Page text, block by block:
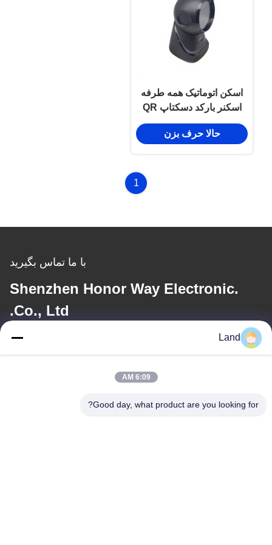
اسکن اتوماتیک همه طرفه
اسکنر بارکد دسکتاپ QR
RJ45 اتصال برای لجستیک
خرده فروشی
حالا حرف بزن
1
با ما تماس بگیرید
Shenzhen Honor Way Electronic.
Co., Ltd.
Land
6:09 AM
Good day, what product are you looking for?